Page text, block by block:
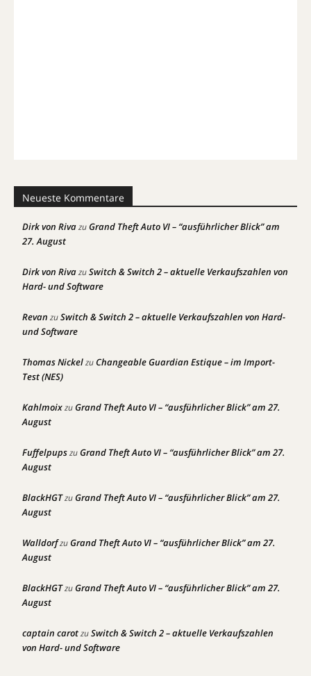
Neueste Kommentare
Dirk von RivazuGrand Theft Auto VI – “ausführlicher Blick” am
27. August
Dirk von RivazuSwitch & Switch 2 – aktuelle Verkaufszahlen von
Hard- und Software
Revan zuSwitch & Switch 2 – aktuelle Verkaufszahlen von Hard-
und Software
Thomas NickelzuChangeable Guardian Estique – im Import-
Test (NES)
KahlmoixzuGrand Theft Auto VI – “ausführlicher Blick” am 27.
August
FuffelpupszuGrand Theft Auto VI – “ausführlicher Blick” am 27.
August
BlackHGTzuGrand Theft Auto VI – “ausführlicher Blick” am 27.
August
WalldorfzuGrand Theft Auto VI – “ausführlicher Blick” am 27.
August
BlackHGTzuGrand Theft Auto VI – “ausführlicher Blick” am 27.
August
captain carotzuSwitch & Switch 2 – aktuelle Verkaufszahlen
von Hard- und Software